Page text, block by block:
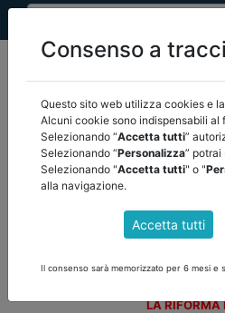
home video/torna indietro
LA RIFORMA DEL TUEL E
PUBBLICA SESSIONE
LA RIFORMA DEL
Consenso a
Questo sito web utilizza cookies e
Alcuni cookie sono indispensabili
Selezionando “Accetta tutti”
Selezionando “Personalizza”
Selezionando "Accetta tutti" o "
alla navigazione.
Accetta tutti
Il consenso sarà memorizzato per 6 mesi e